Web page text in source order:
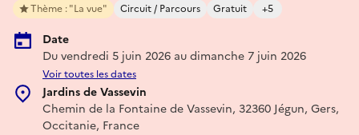
Thème : "La vue" Circuit / Parcours Gratuit +5
Date
Du vendredi 5 juin 2026 au dimanche 7 juin 2026
Voir toutes les dates
Jardins de Vassevin
Chemin de la Fontaine de Vassevin, 32360 Jégun, Gers,
Occitanie, France